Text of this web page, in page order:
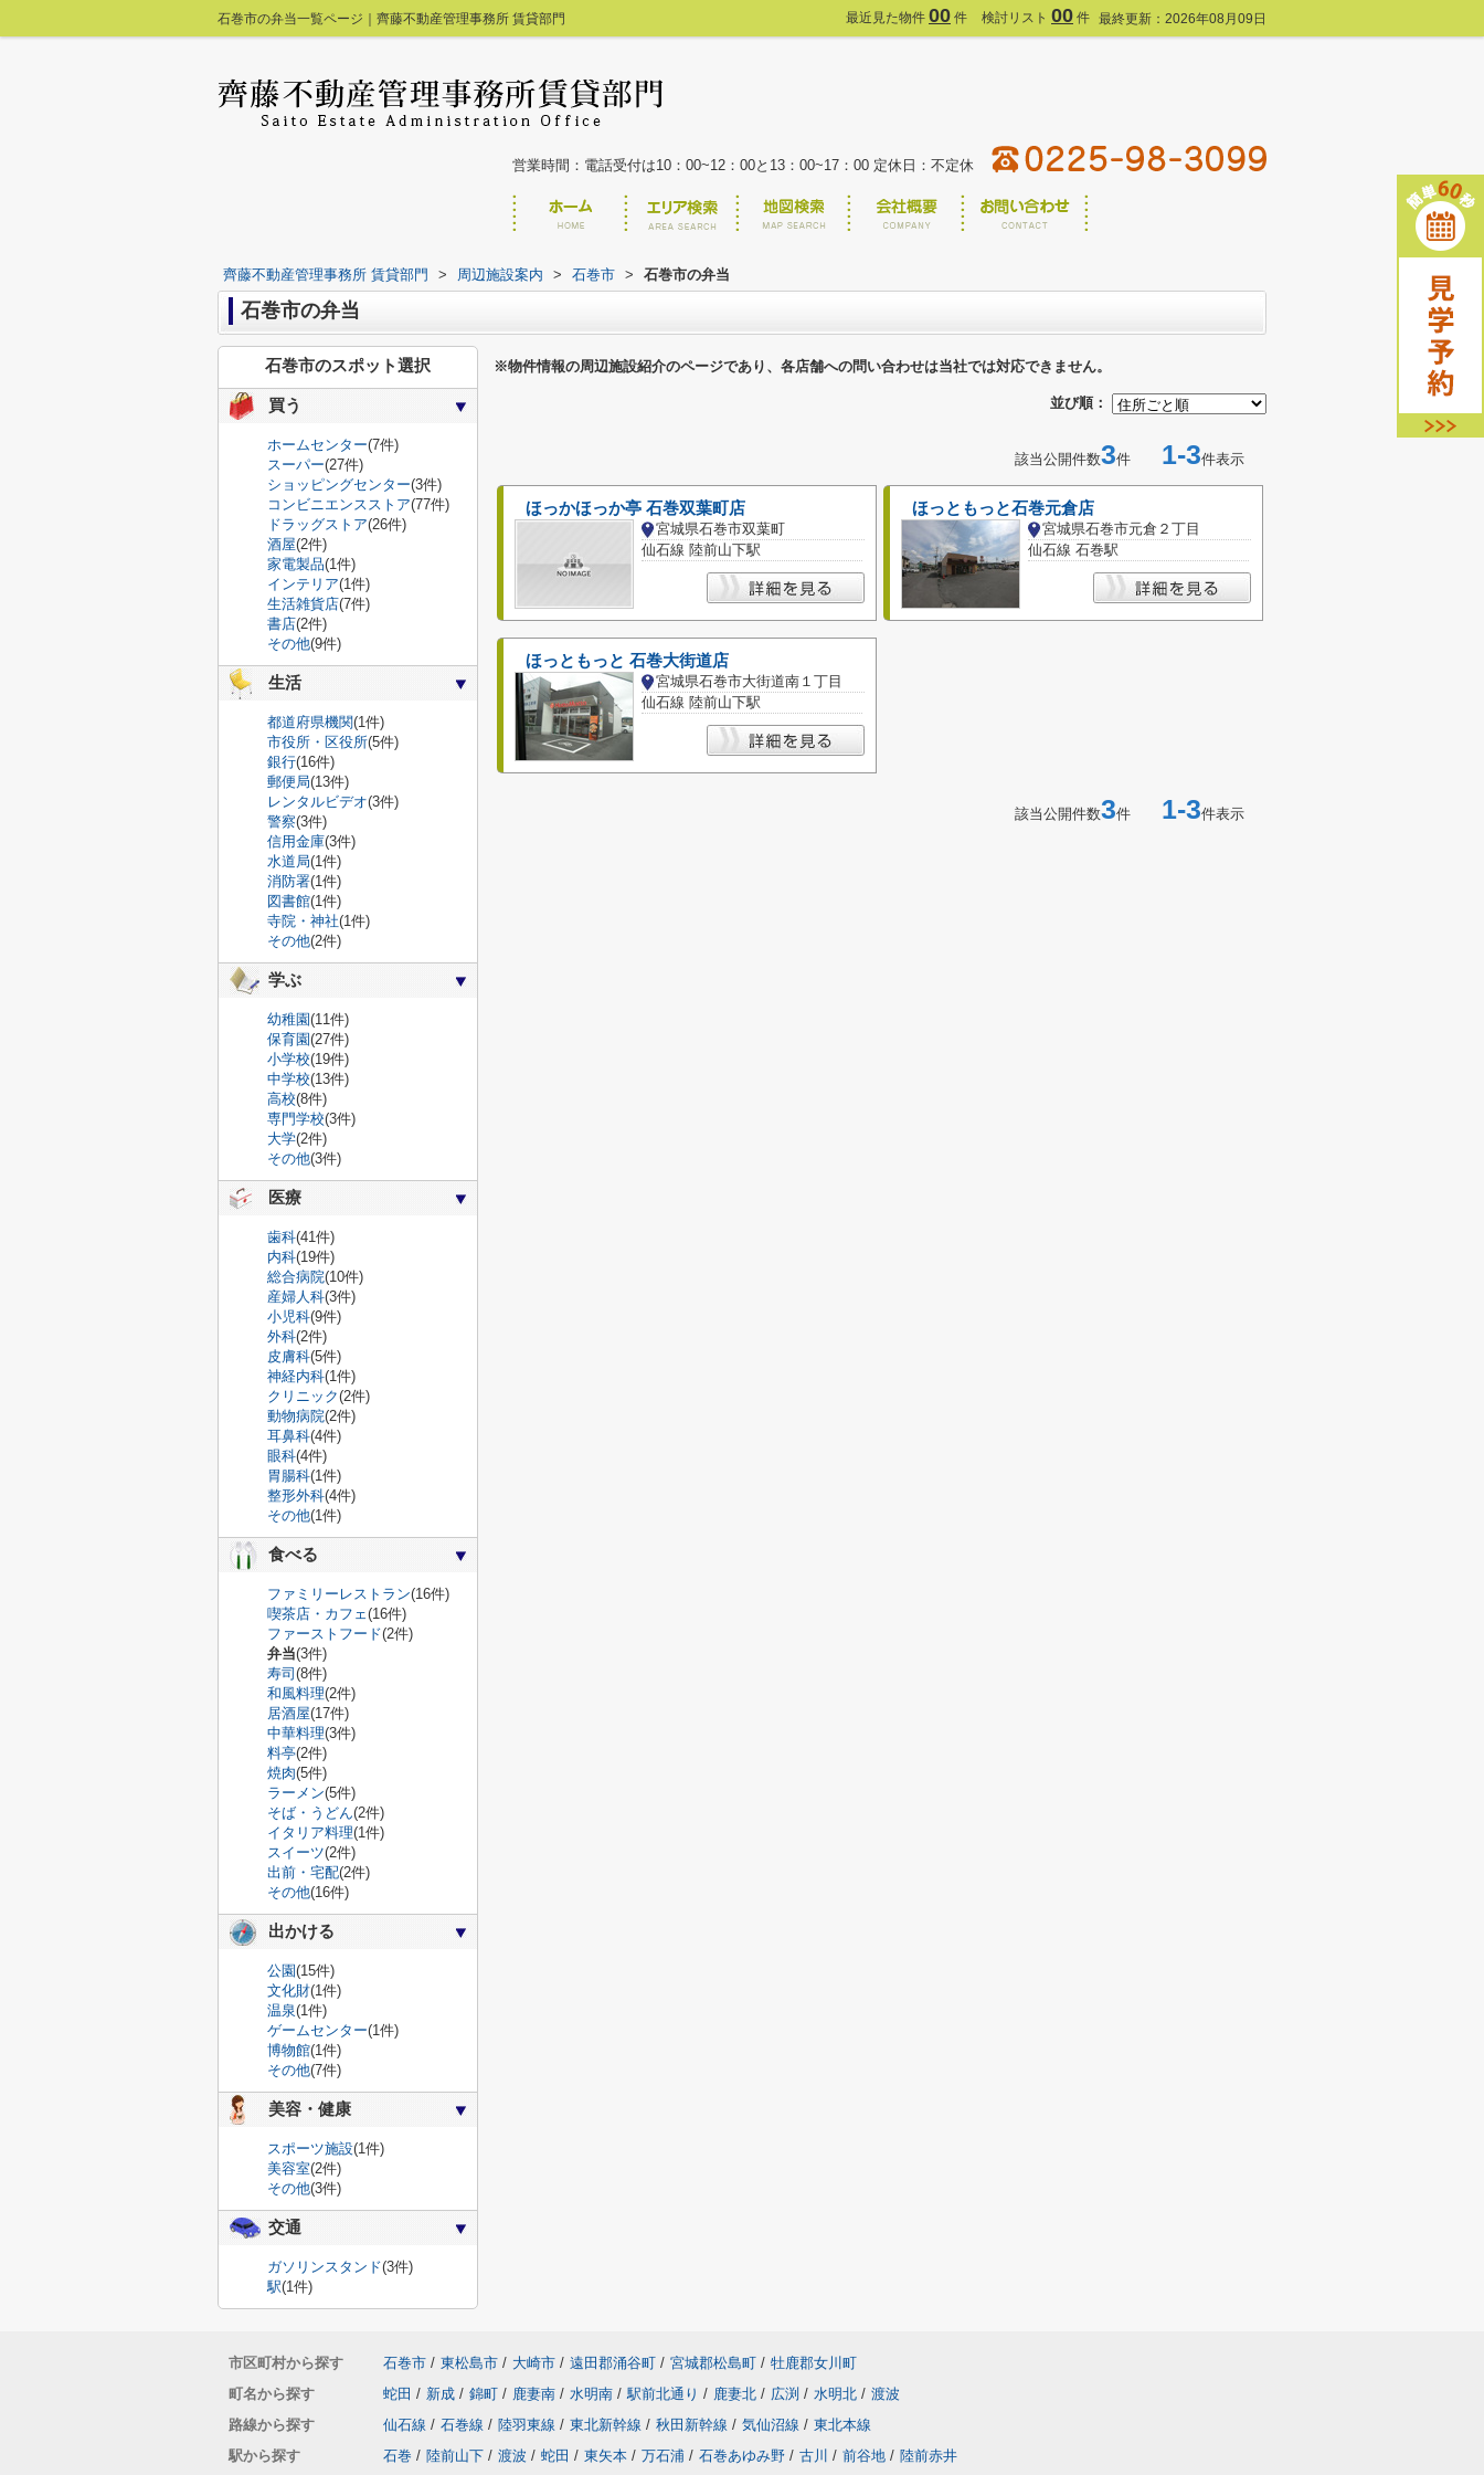
石巻市の弁当一覧ページ｜齊藤不動産管理事務所 賃貸部門 最近見た物件 00 件 検討リスト 00 件 最終更新：2026年08月09日
営業時間：電話受付は10：00~12：00と13：00~17：00 定休日：不定休
齊藤不動産管理事務所 賃貸部門 > 周辺施設案内 > 石巻市 > 石巻市の弁当
石巻市の弁当
※物件情報の周辺施設紹介のページであり、各店舗への問い合わせは当社では対応できません。
並び順：
該当公開件数3件 1-3件表示
ほっかほっか亭 石巻双葉町店
宮城県石巻市双葉町
仙石線 陸前山下駅
ほっともっと石巻元倉店
宮城県石巻市元倉２丁目
仙石線 石巻駅
ほっともっと 石巻大街道店
宮城県石巻市大街道南１丁目
仙石線 陸前山下駅
該当公開件数3件 1-3件表示
石巻市のスポット選択
買う
ホームセンター(7件)
スーパー(27件)
ショッピングセンター(3件)
コンビニエンスストア(77件)
ドラッグストア(26件)
酒屋(2件)
家電製品(1件)
インテリア(1件)
生活雑貨店(7件)
書店(2件)
その他(9件)
生活
都道府県機関(1件)
市役所・区役所(5件)
銀行(16件)
郵便局(13件)
レンタルビデオ(3件)
警察(3件)
信用金庫(3件)
水道局(1件)
消防署(1件)
図書館(1件)
寺院・神社(1件)
その他(2件)
学ぶ
幼稚園(11件)
保育園(27件)
小学校(19件)
中学校(13件)
高校(8件)
専門学校(3件)
大学(2件)
その他(3件)
医療
歯科(41件)
内科(19件)
総合病院(10件)
産婦人科(3件)
小児科(9件)
外科(2件)
皮膚科(5件)
神経内科(1件)
クリニック(2件)
動物病院(2件)
耳鼻科(4件)
眼科(4件)
胃腸科(1件)
整形外科(4件)
その他(1件)
食べる
ファミリーレストラン(16件)
喫茶店・カフェ(16件)
ファーストフード(2件)
弁当(3件)
寿司 (8件)
和風料理(2件)
居酒屋(17件)
中華料理(3件)
料亭(2件)
焼肉(5件)
ラーメン(5件)
そば・うどん(2件)
イタリア料理(1件)
スイーツ(2件)
出前・宅配(2件)
その他(16件)
出かける
公園(15件)
文化財(1件)
温泉(1件)
ゲームセンター(1件)
博物館(1件)
その他(7件)
美容・健康
スポーツ施設(1件)
美容室(2件)
その他(3件)
交通
ガソリンスタンド(3件)
駅(1件)
市区町村から探す 石巻市 / 東松島市 / 大崎市 / 遠田郡涌谷町 / 宮城郡松島町 / 牡鹿郡女川町
町名から探す
蛇田 / 新成 / 錦町 / 鹿妻南 / 水明南 / 駅前北通り / 鹿妻北 / 広渕 / 水明北 / 渡波
路線から探す
仙石線 / 石巻線 / 陸羽東線 / 東北新幹線 / 秋田新幹線 / 気仙沼線 / 東北本線
駅から探す
石巻 / 陸前山下 / 渡波 / 蛇田 / 東矢本 / 万石浦 / 石巻あゆみ野 / 古川 / 前谷地 / 陸前赤井